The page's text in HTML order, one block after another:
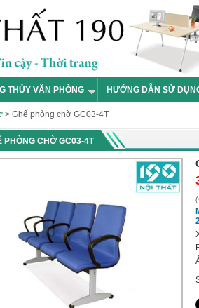
THỦY VĂN PHÒNG HƯỚNG DẪN SỬ
> Ghế phòng chờ GC03-4T
PHÒNG CHỜ GC03-4T